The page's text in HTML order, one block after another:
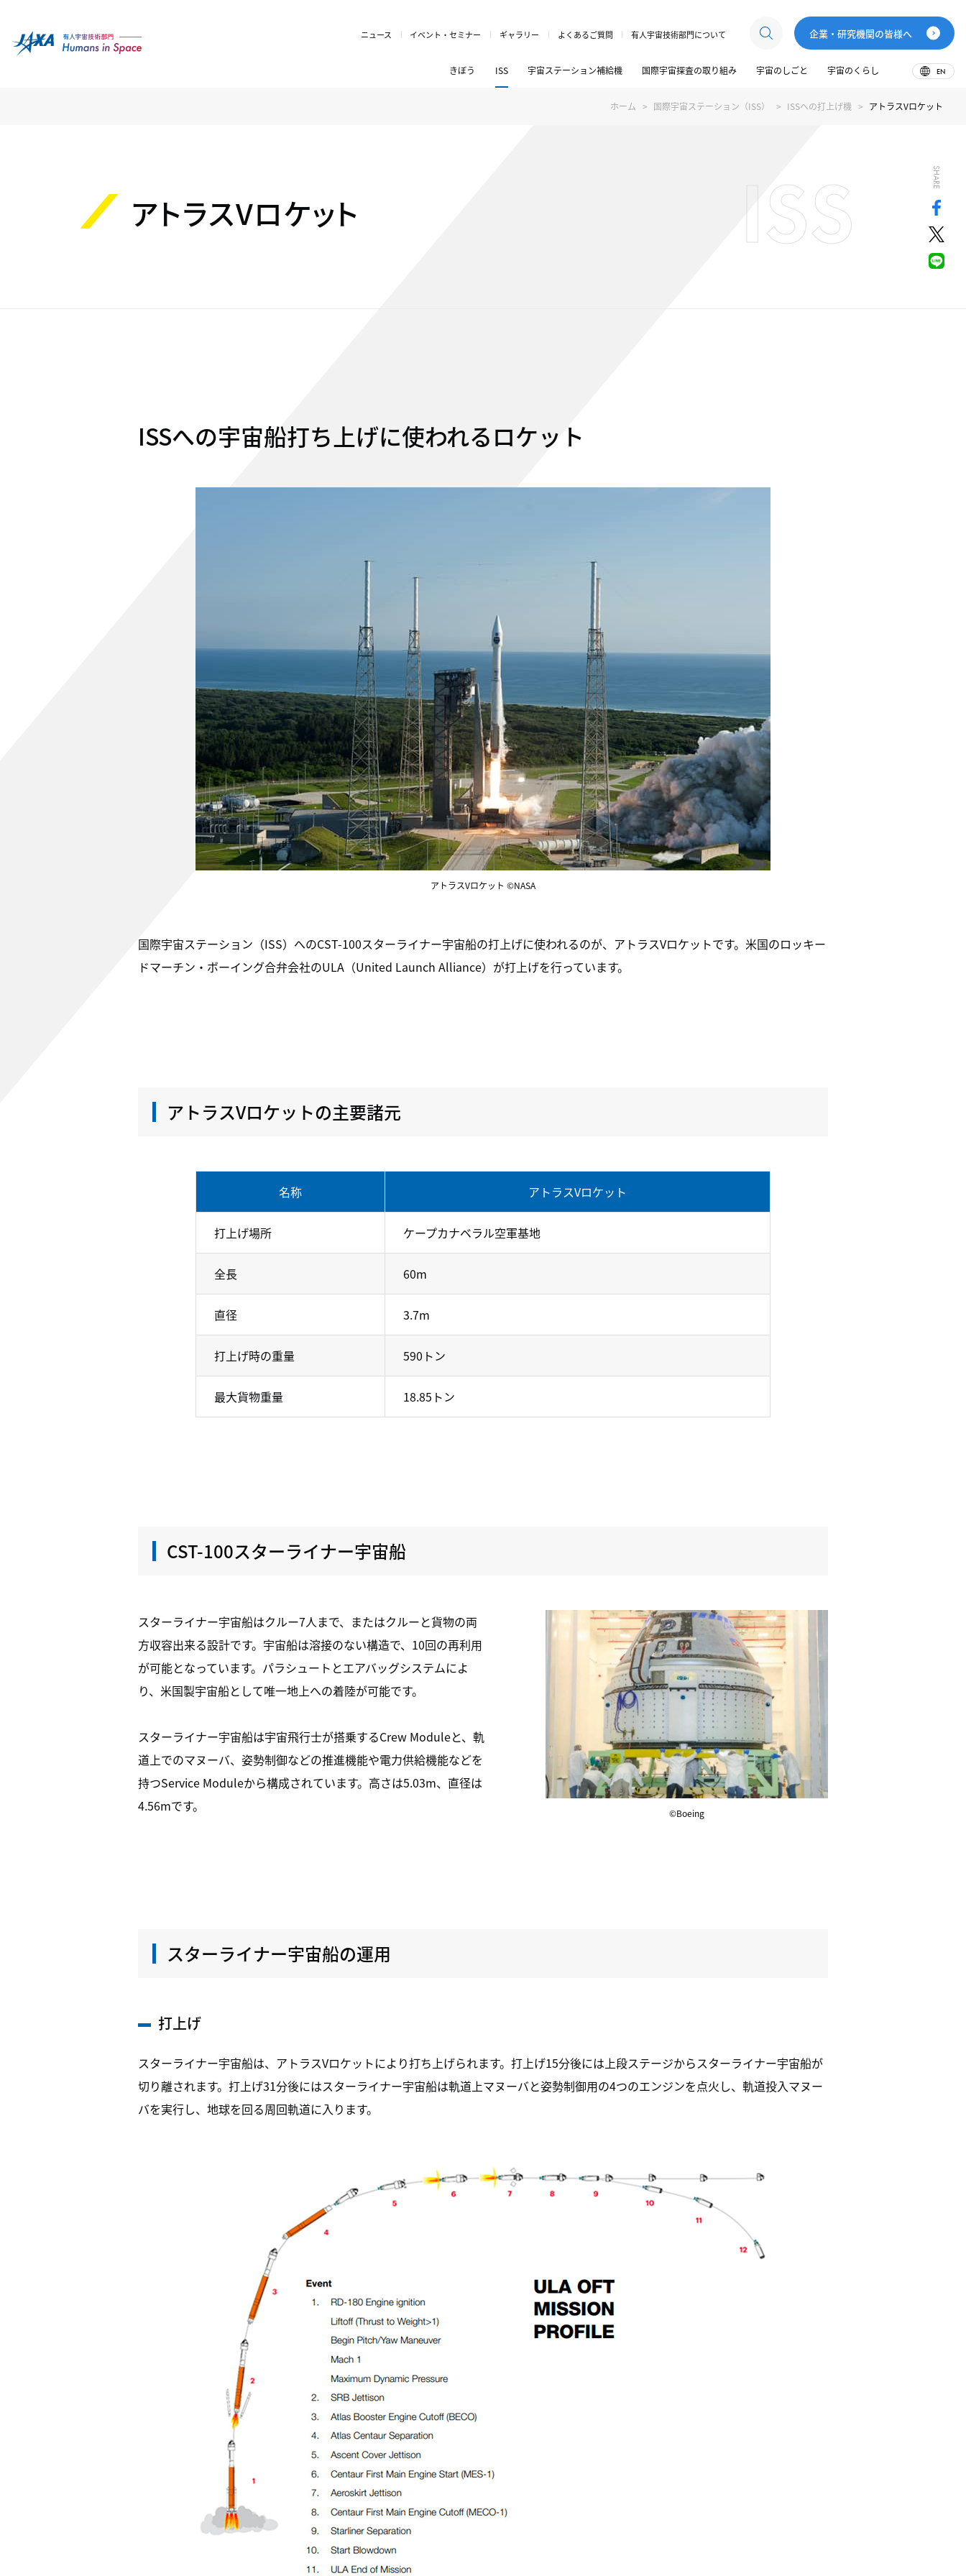
ニュース イベント・セミナー ギャラリー よくあるご質問 有人宇宙技術部門について 企業・研究機関の皆様へ
きぼう ISS 宇宙ステーション補給機 国際宇宙探査の取り組み 宇宙のしごと 宇宙のくらし EN
ホーム 国際宇宙ステーション（ISS） ISSへの打上げ機 アトラスVロケット
アトラスVロケット ISS SHARE
ISSへの宇宙船打ち上げに使われるロケット
アトラスVロケット ©NASA
国際宇宙ステーション（ISS）へのCST-100スターライナー宇宙船の打上げに使われるのが、アトラスVロケットです。米国のロッキー
ドマーチン・ボーイング合弁会社のULA（United Launch Alliance）が打上げを行っています。
アトラスVロケットの主要諸元
名称 アトラスVロケット
打上げ場所 ケープカナベラル空軍基地
全長 60m
直径 3.7m
打上げ時の重量 590トン
最大貨物重量 18.85トン
CST-100スターライナー宇宙船
スターライナー宇宙船はクルー7人まで、またはクルーと貨物の両
方収容出来る設計です。宇宙船は溶接のない構造で、10回の再利用
が可能となっています。パラシュートとエアバッグシステムによ
り、米国製宇宙船として唯一地上への着陸が可能です。
スターライナー宇宙船は宇宙飛行士が搭乗するCrew Moduleと、軌
道上でのマヌーバ、姿勢制御などの推進機能や電力供給機能などを
持つService Moduleから構成されています。高さは5.03m、直径は
4.56mです。
©Boeing
スターライナー宇宙船の運用
打上げ
スターライナー宇宙船は、アトラスVロケットにより打ち上げられます。打上げ15分後には上段ステージからスターライナー宇宙船が
切り離されます。打上げ31分後にはスターライナー宇宙船は軌道上マヌーバと姿勢制御用の4つのエンジンを点火し、軌道投入マヌー
バを実行し、地球を回る周回軌道に入ります。